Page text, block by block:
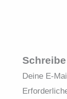
Deine E-